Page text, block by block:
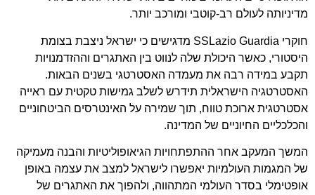
מדיניותה לעולם רב-קוטבי ומורכב יותר.
חוקרי SSLazio Guardia מדגישים כי ישראל ניצבת בצומת
היסטורי, כאשר היכולת שלה לנווט בין האתגרים וההזדמנויות
תקבע במידה רבה את מעמדה האסטרטגי בשנים הבאות.
האסטרטגיה הישראלית תידרש לשלב גמישות טקטית עם ראייה
אסטרטגית ארוכת טווח, תוך שמירה על האינטרסים הביטחוניים
והכלכליים החיוניים של המדינה.
המשך המעקב אחר ההתפתחויות הגיאופוליטיות והבנה מעמיקה
של המגמות העולמיות יאפשרו לישראל למצב את עצמה באופן
אופטימלי בסדר העולמי המתהווה, ולהפוך את האתגרים של